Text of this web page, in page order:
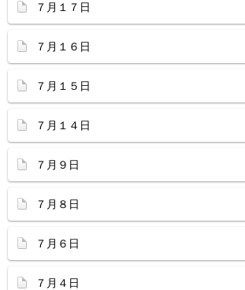
７月１７日
７月１６日
７月１５日
７月１４日
７月９日
７月８日
７月６日
７月４日